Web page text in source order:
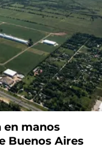
en manos
Buenos Aires